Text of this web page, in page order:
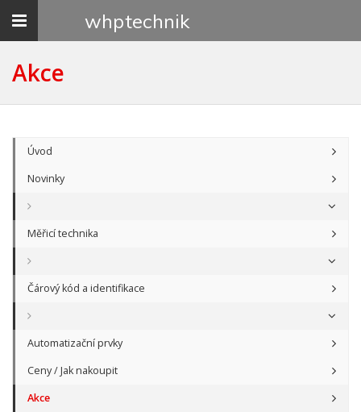
Toggle
whptechnik
Akce
Úvod
Novinky
Měřicí technika
Čárový kód a identifikace
Automatizační prvky
Ceny / Jak nakoupit
Akce